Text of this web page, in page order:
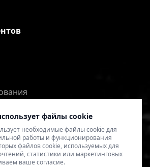
файлы cookie
необходимые файлы cookie для
работы и функционирования
файлов cookie, используемых для
статистики или маркетинговых
ваше согласие.